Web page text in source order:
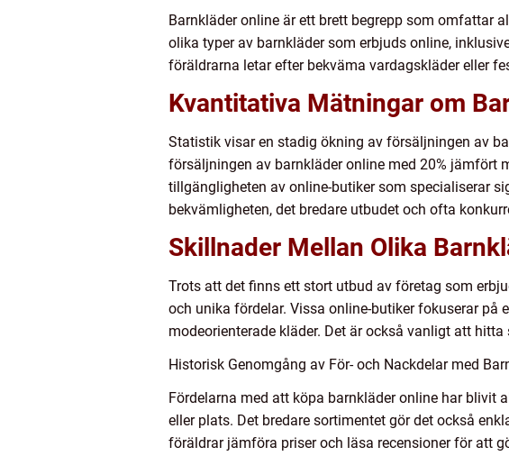
Barnkläder online är ett brett begrepp som omfattar
olika typer av barnkläder som erbjuds online,
föräldrarna letar efter bekväma vardagskläder eller
Kvantitativa Mätningar om
Statistik visar en stadig ökning av försäljningen av
försäljningen av barnkläder online med 20% jämfört
tillgängligheten av online-butiker som specialiserar
bekvämligheten, det bredare utbudet och ofta
Skillnader Mellan Olika
Trots att det finns ett stort utbud av företag som
och unika fördelar. Vissa online-butiker fokuserar på
modeorienterade kläder. Det är också vanligt att
Historisk Genomgång av För- och Nackdelar med
Fördelarna med att köpa barnkläder online har blivit
eller plats. Det bredare sortimentet gör det också
föräldrar jämföra priser och läsa recensioner för att